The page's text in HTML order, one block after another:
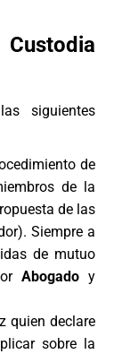
siguientes
de
de la
de las
). Siempre a
de mutuo
Abogado y
quien declare
sobre la